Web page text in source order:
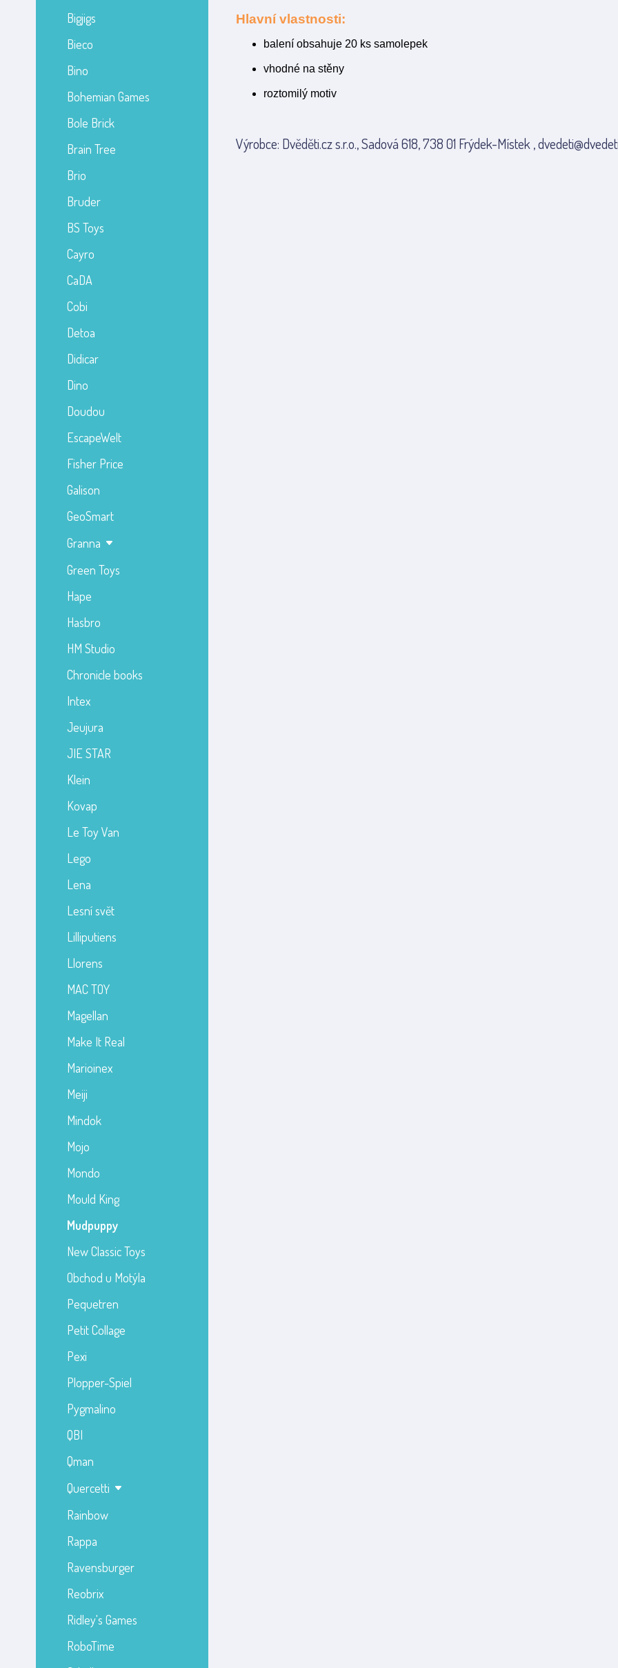
Bigjigs
Bieco
Bino
Bohemian Games
Bole Brick
Brain Tree
Brio
Bruder
BS Toys
Cayro
CaDA
Cobi
Detoa
Didicar
Dino
Doudou
EscapeWelt
Fisher Price
Galison
GeoSmart
Granna
Green Toys
Hape
Hasbro
HM Studio
Chronicle books
Intex
Jeujura
JIE STAR
Klein
Kovap
Le Toy Van
Lego
Lena
Lesní svět
Lilliputiens
Llorens
MAC TOY
Magellan
Make It Real
Marioinex
Meiji
Mindok
Mojo
Mondo
Mould King
Mudpuppy
New Classic Toys
Obchod u Motýla
Pequetren
Petit Collage
Pexi
Plopper-Spiel
Pygmalino
QBI
Qman
Quercetti
Rainbow
Rappa
Ravensburger
Reobrix
Ridley's Games
RoboTime
Hlavní vlastnosti:
balení obsahuje 20 ks samolepek
vhodné na stěny
roztomilý motiv
Výrobce: Dvěděti.cz s.r.o., Sadová 618, 738 01 Frýdek-Místek ,